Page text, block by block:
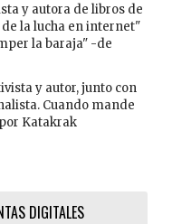
y autora de libros de
la lucha en internet"
la baraja" -de
y autor, junto con
Cuando mande
Katakrak
DIGITALES